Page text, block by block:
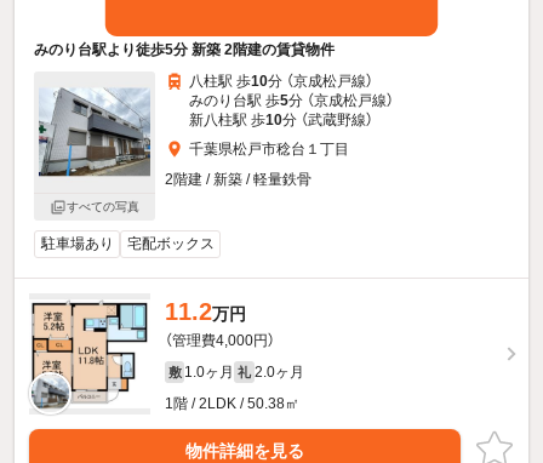
みのり台駅より徒歩5分 新築 2階建の賃貸物件
すべての写真
八柱駅 歩10分 （京成松戸線）
みのり台駅 歩5分 （京成松戸線）
新八柱駅 歩10分 （武蔵野線）
千葉県松戸市稔台１丁目
2階建 / 新築 / 軽量鉄骨
駐車場あり 宅配ボックス
11.2万円
（管理費4,000円）
敷 1.0ヶ月 礼 2.0ヶ月
1階 / 2LDK / 50.38㎡
物件詳細を見る